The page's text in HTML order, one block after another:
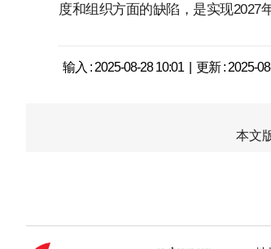
度和组织方面的缺陷，是实现2027
输入 : 2025-08-28 10:01 | 更新 : 2025-
本文